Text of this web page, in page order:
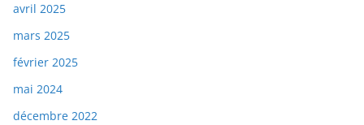
avril 2025
mars 2025
février 2025
mai 2024
décembre 2022